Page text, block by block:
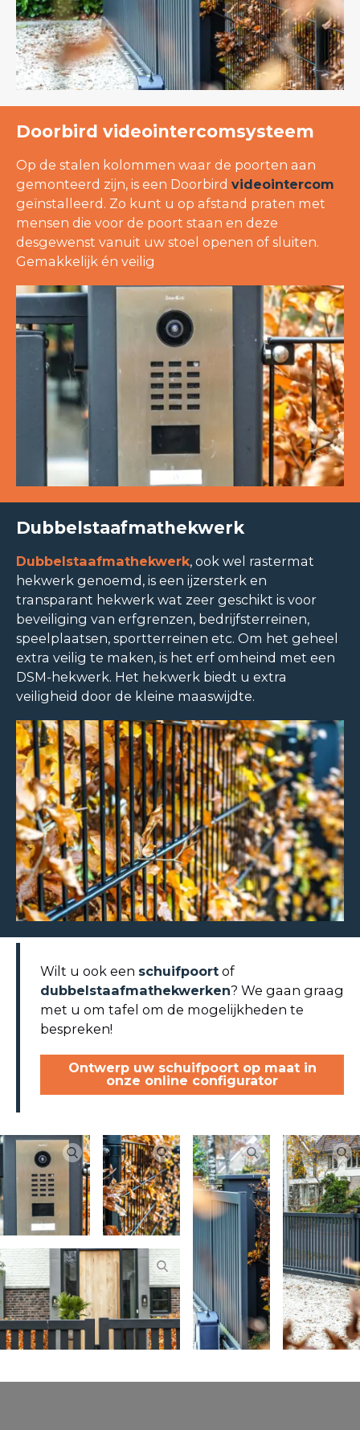
Doorbird videointercomsysteem
Op de stalen kolommen waar de poorten aan
gemonteerd zijn, is een Doorbird videointercom
geïnstalleerd. Zo kunt u op afstand praten met
mensen die voor de poort staan en deze
desgewenst vanuit uw stoel openen of sluiten.
Gemakkelijk én veilig
Dubbelstaafmathekwerk
Dubbelstaafmathekwerk, ook wel rastermat
hekwerk genoemd, is een ijzersterk en
transparant hekwerk wat zeer geschikt is voor
beveiliging van erfgrenzen, bedrijfsterreinen,
speelplaatsen, sportterreinen etc. Om het geheel
extra veilig te maken, is het erf omheind met een
DSM-hekwerk. Het hekwerk biedt u extra
veiligheid door de kleine maaswijdte.
Wilt u ook een schuifpoort of
dubbelstaafmathekwerken? We gaan graag
met u om tafel om de mogelijkheden te
bespreken!
Ontwerp uw schuifpoort op maat in
onze online configurator